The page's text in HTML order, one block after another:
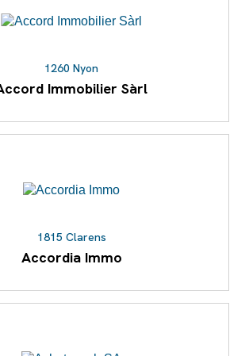
1260 Nyon
Immobilier Sàrl
1815 Clarens
Accordia Immo